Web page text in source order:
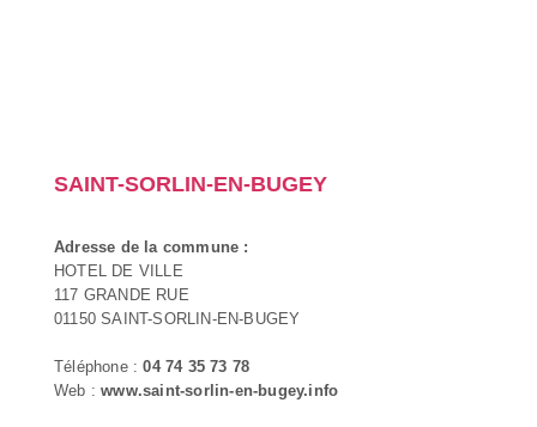
SAINT-SORLIN-EN-BUGEY
Adresse de la commune :
HOTEL DE VILLE
117 GRANDE RUE
01150 SAINT-SORLIN-EN-BUGEY
Téléphone :04 74 35 73 78
Web :www.saint-sorlin-en-bugey.info